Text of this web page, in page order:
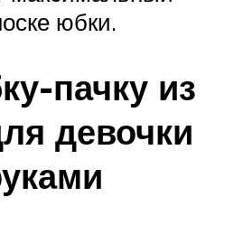
юбки.
пачку из
девочки